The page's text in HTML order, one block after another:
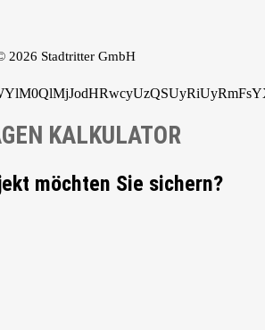
2026 Stadtritter GmbH
KALKULATOR
möchten Sie sichern?